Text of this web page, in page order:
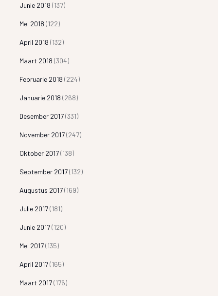
Junie 2018 (137)
Mei 2018 (122)
April 2018 (132)
Maart 2018 (304)
Februarie 2018 (224)
Januarie 2018 (268)
Desember 2017(331)
November 2017(247)
Oktober 2017(138)
September 2017(132)
Augustus 2017(169)
Julie 2017(181)
Junie 2017(120)
Mei 2017(135)
April 2017(165)
Maart 2017(176)